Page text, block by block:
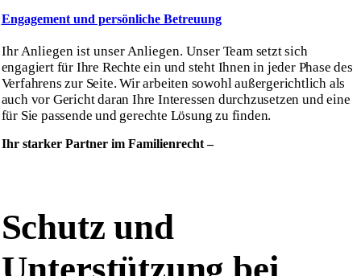
Engagement und persönliche Betreuung
Ihr Anliegen ist unser Anliegen. Unser Team setzt sich
engagiert für Ihre Rechte ein und steht Ihnen in jeder Phase des
Verfahrens zur Seite. Wir arbeiten sowohl außergerichtlich als
auch vor Gericht daran Ihre Interessen durchzusetzen und eine
für Sie passende und gerechte Lösung zu finden.
Ihr starker Partner im Familienrecht –
Schutz und